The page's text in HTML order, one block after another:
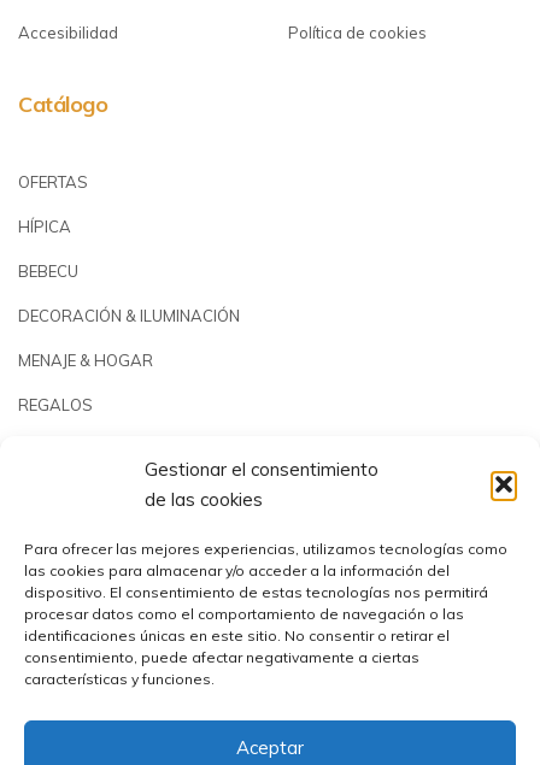
Gestionar el consentimiento
de las cookies
Para ofrecer las mejores experiencias, utilizamos tecnologías como
las cookies para almacenar y/o acceder a la información del
dispositivo. El consentimiento de estas tecnologías nos permitirá
procesar datos como el comportamiento de navegación o las
identificaciones únicas en este sitio. No consentir o retirar el
consentimiento, puede afectar negativamente a ciertas
características y funciones.
Aceptar
Accesibilidad Política de cookies
Catálogo
OFERTAS
HÍPICA
BEBECU
DECORACIÓN & ILUMINACIÓN
MENAJE & HOGAR
REGALOS
PISCINAS & REPUESTOS
Comercial Utrera s.l.© 2023 | CIF: B41194655